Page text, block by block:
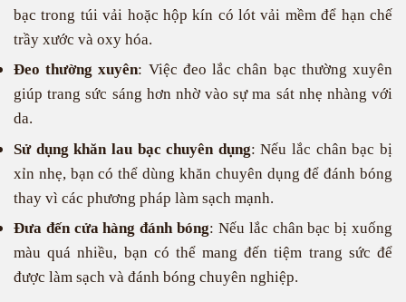
bạc trong túi vải hoặc hộp kín có lót vải mềm để hạn chế
trầy xước và oxy hóa.
Đeo thường xuyên: Việc đeo lắc chân bạc thường xuyên
giúp trang sức sáng hơn nhờ vào sự ma sát nhẹ nhàng với
da.
Sử dụng khăn lau bạc chuyên dụng: Nếu lắc chân bạc bị
xỉn nhẹ, bạn có thể dùng khăn chuyên dụng để đánh bóng
thay vì các phương pháp làm sạch mạnh.
Đưa đến cửa hàng đánh bóng: Nếu lắc chân bạc bị xuống
màu quá nhiều, bạn có thể mang đến tiệm trang sức để
được làm sạch và đánh bóng chuyên nghiệp.